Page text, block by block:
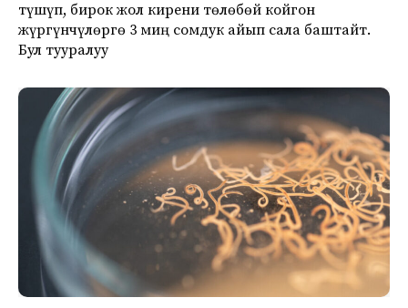
түшүп, бирок жол кирени төлөбөй койгон
жүргүнчүлөргө 3 миң сомдук айып сала баштайт.
Бул тууралуу